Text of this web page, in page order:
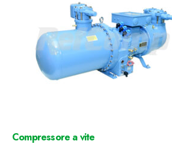
Compressore a vite